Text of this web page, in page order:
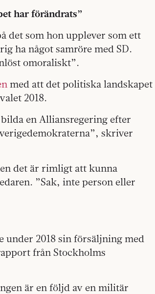
har förändrats”
det som hon upplever som ett
ha något samröre med SD.
omoraliskt”.
med att det politiska landskapet
2018.
en Alliansregering efter
skriver
det är rimligt att kunna
”Sak, inte person eller
under 2018 sin försäljning med
från Stockholms
är en följd av en militär